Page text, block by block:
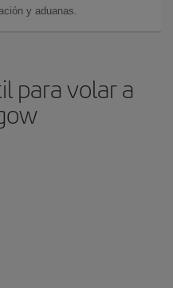
y aduanas.
para volar a